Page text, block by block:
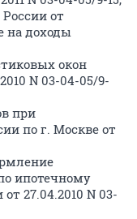
от
на доходы
окон
N 03-04-05/9-
при
по г. Москве от
ипотечному
27.04.2010 N 03-